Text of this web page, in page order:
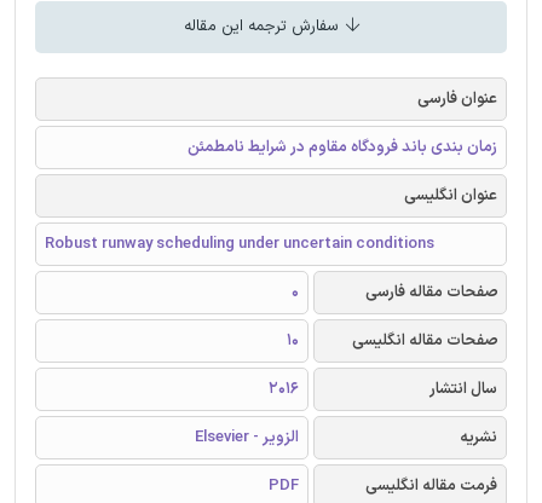
سفارش ترجمه این مقاله
عنوان فارسی
زمان بندی باند فرودگاه مقاوم در شرایط نامطمئن
عنوان انگلیسی
Robust runway scheduling under uncertain conditions
صفحات مقاله فارسی
0
صفحات مقاله انگلیسی
10
سال انتشار
2016
نشریه
الزویر - Elsevier
فرمت مقاله انگلیسی
PDF